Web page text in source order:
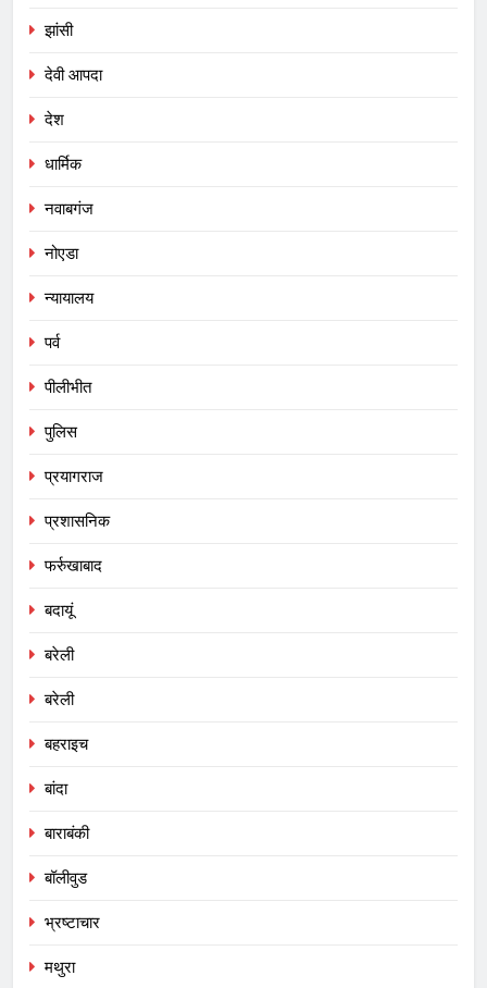
झांसी
देवी आपदा
देश
धार्मिक
नवाबगंज
नोएडा
न्यायालय
पर्व
पीलीभीत
पुलिस
प्रयागराज
प्रशासनिक
फर्रुखाबाद
बदायूं
बरेली
बरेली
बहराइच
बांदा
बाराबंकी
बॉलीवुड
भ्रष्टाचार
मथुरा